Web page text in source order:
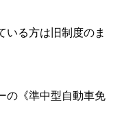
る方は旧制度のま
の《準中型自動車免